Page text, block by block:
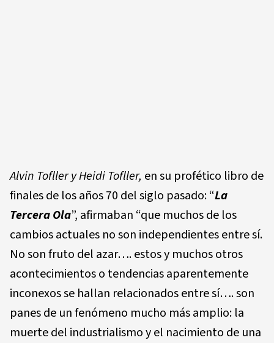
Alvin Tofller y Heidi Tofller, en su profético libro de
finales de los años 70 del siglo pasado: “La
Tercera Ola”, afirmaban “que muchos de los
cambios actuales no son independientes entre sí.
No son fruto del azar…. estos y muchos otros
acontecimientos o tendencias aparentemente
inconexos se hallan relacionados entre sí…. son
panes de un fenómeno mucho más amplio: la
muerte del industrialismo y el nacimiento de una